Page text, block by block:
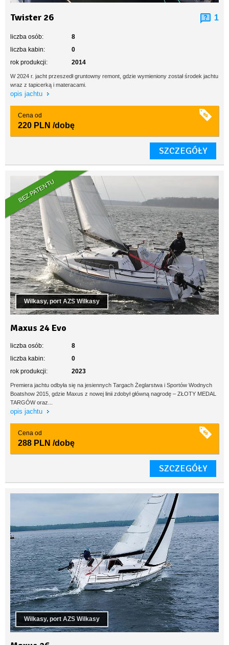
Twister 26 1
liczba osób:
8
liczba kabin:
0
rok produkcji:
2014
W 2024 r. jacht przeszedł gruntowny remont, gdzie wymieniony został środek jachtu
wraz z tapicerką i materacami.
opis jachtu
Cena od
220 PLN /dobę
SZCZEGÓŁY
BEZ PATENTU
Wilkasy, port AZS Wilkasy
Maxus 24 Evo
liczba osób:
8
liczba kabin:
0
rok produkcji:
2023
Premiera jachtu odbyła się na jesiennych Targach Żeglarstwa i Sportów Wodnych
Boatshow 2015, gdzie Maxus z nowej linii zdobył główną nagrodę – ZŁOTY MEDAL
TARGÓW oraz...
opis jachtu
Cena od
288 PLN /dobę
SZCZEGÓŁY
Wilkasy, port AZS Wilkasy